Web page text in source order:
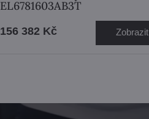
EL6781603AB3T
156 382 Kč Zobrazit